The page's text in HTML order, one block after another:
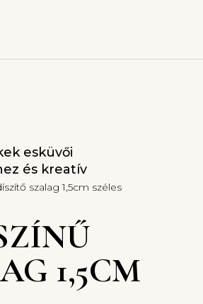
esküvői
és kreatív
szalag 1,5cm széles
1,5CM